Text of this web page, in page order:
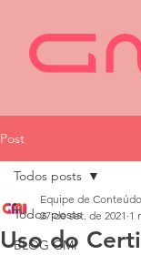
Post
Todos posts
BLOG GMI
Todos posts
Uso do
Equipe de
27 de set. de 2021 1